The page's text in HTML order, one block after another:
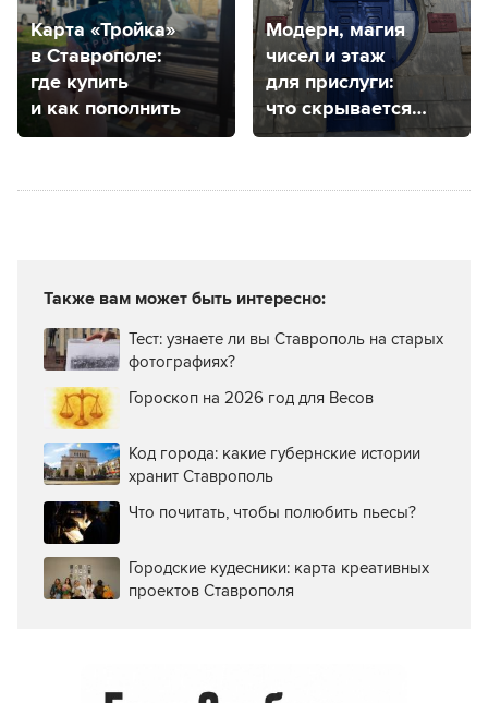
Карта «Тройка»
в Ставрополе:
где купить
и как пополнить
Модерн, магия
чисел и этаж
для прислуги:
что скрывается
за самой
дверью
Также вам может быть интересно:
Тест: узнаете ли вы Ставрополь на старых
фотографиях?
Гороскоп на 2026 год для Весов
Код города: какие губернские истории
хранит Ставрополь
Что почитать, чтобы полюбить пьесы?
Городские кудесники: карта креативных
проектов Ставрополя